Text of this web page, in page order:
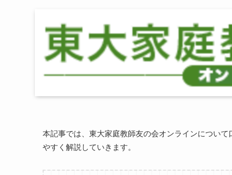
本記事では、東大家庭教師友の会オンラインについ
やすく解説していきます。